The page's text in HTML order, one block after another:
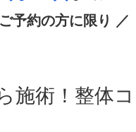
予約の方に限り ／
施術！整体